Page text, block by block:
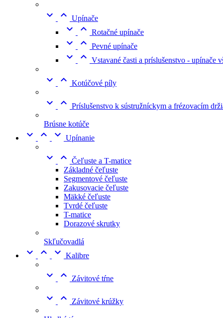
  Upínače
  Rotačné upínače
  Pevné upínače
  Vstavané časti a príslušenstvo - upínače
  Kotúčové píly
  Príslušenstvo k sústružníckym a frézovacím
Brúsne kotúče
   Upínanie
  Čeľuste a T-matice
Základné čeľuste
Segmentové čeľuste
Zakusovacie čeľuste
Mäkké čeľuste
Tvrdé čeľuste
T-matice
Dorazové skrutky
Skľučovadlá
   Kalibre
  Závitové tŕne
  Závitové krúžky